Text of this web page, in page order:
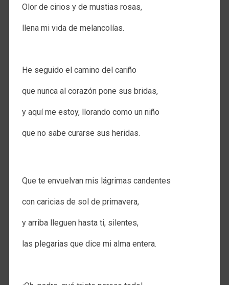
Olor de cirios y de mustias rosas,
llena mi vida de melancolías.
He seguido el camino del cariño
que nunca al corazón pone sus bridas,
y aquí me estoy, llorando como un niño
que no sabe curarse sus heridas.
Que te envuelvan mis lágrimas candentes
con caricias de sol de primavera,
y arriba lleguen hasta ti, silentes,
las plegarias que dice mi alma entera.